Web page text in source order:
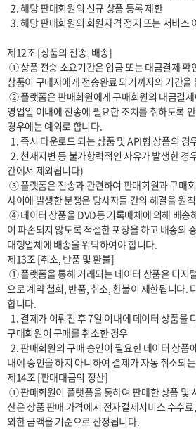
  2. 해당 판매회원의 신규 상품 등록 제한
  3. 해당 판매회원의 회원자격 정지 또는 서비스 이용 제한
제12조 [상품의 전송, 배송]
상품이 구매자에게 전송완료 되기까지의 기간을
영업일 이내에 전송에 필요한 조치를 취하도록
경우에는 예외로 합니다.
  2. 천재지변 등 불가항력적인 사유가 발생한 경우(그 해당기간은 전송 소요기
간에서 제외됩니다)
사이에 발생한 분쟁은 당사자들 간의 해결을 원
이 파손되지 않도록 적절한 포장을 하고 배송의
대행업체에 배송을 위탁하여야 합니다.
제13조 [취소, 반품 및 환불]
으로 계약 철회, 반품, 취소, 환불이 제한됩니다.
합니다.
구매회원이 구매를 취소한 경우
  2. 판매회원의 구매 승인이 필요한 데이터 상품에 대하여 판매회원이 7일 이
내에 승인을 하지 아니하여 결제가 자동 취소되
제14조 [판매대금의 정산]
산은 상품 판매 가격에서 전자결제서비스 수수
외한 금액을 기준으로 산정됩니다.